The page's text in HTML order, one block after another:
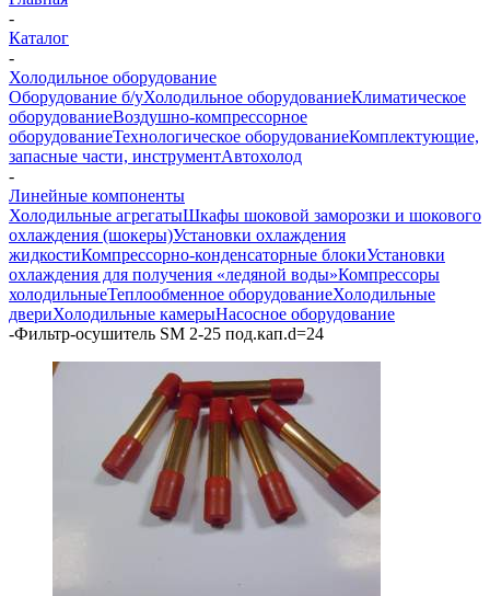
-
Каталог
-
Холодильное оборудование
Оборудование б/уХолодильное оборудованиеКлиматическое
оборудованиеВоздушно-компрессорное
оборудованиеТехнологическое оборудованиеКомплектующие,
запасные части, инструментАвтохолод
-
Линейные компоненты
Холодильные агрегатыШкафы шоковой заморозки и шокового
охлаждения (шокеры)Установки охлаждения
жидкостиКомпрессорно-конденсаторные блокиУстановки
охлаждения для получения «ледяной воды»Компрессоры
холодильныеТеплообменное оборудованиеХолодильные
двериХолодильные камерыНасосное оборудование
-Фильтр-осушитель SM 2-25 под.кап.d=24